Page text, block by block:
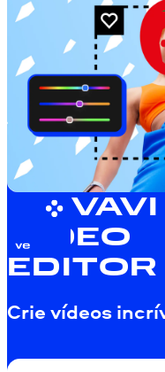
MOVAVI
VIDEO
EDITOR
Crie vídeos